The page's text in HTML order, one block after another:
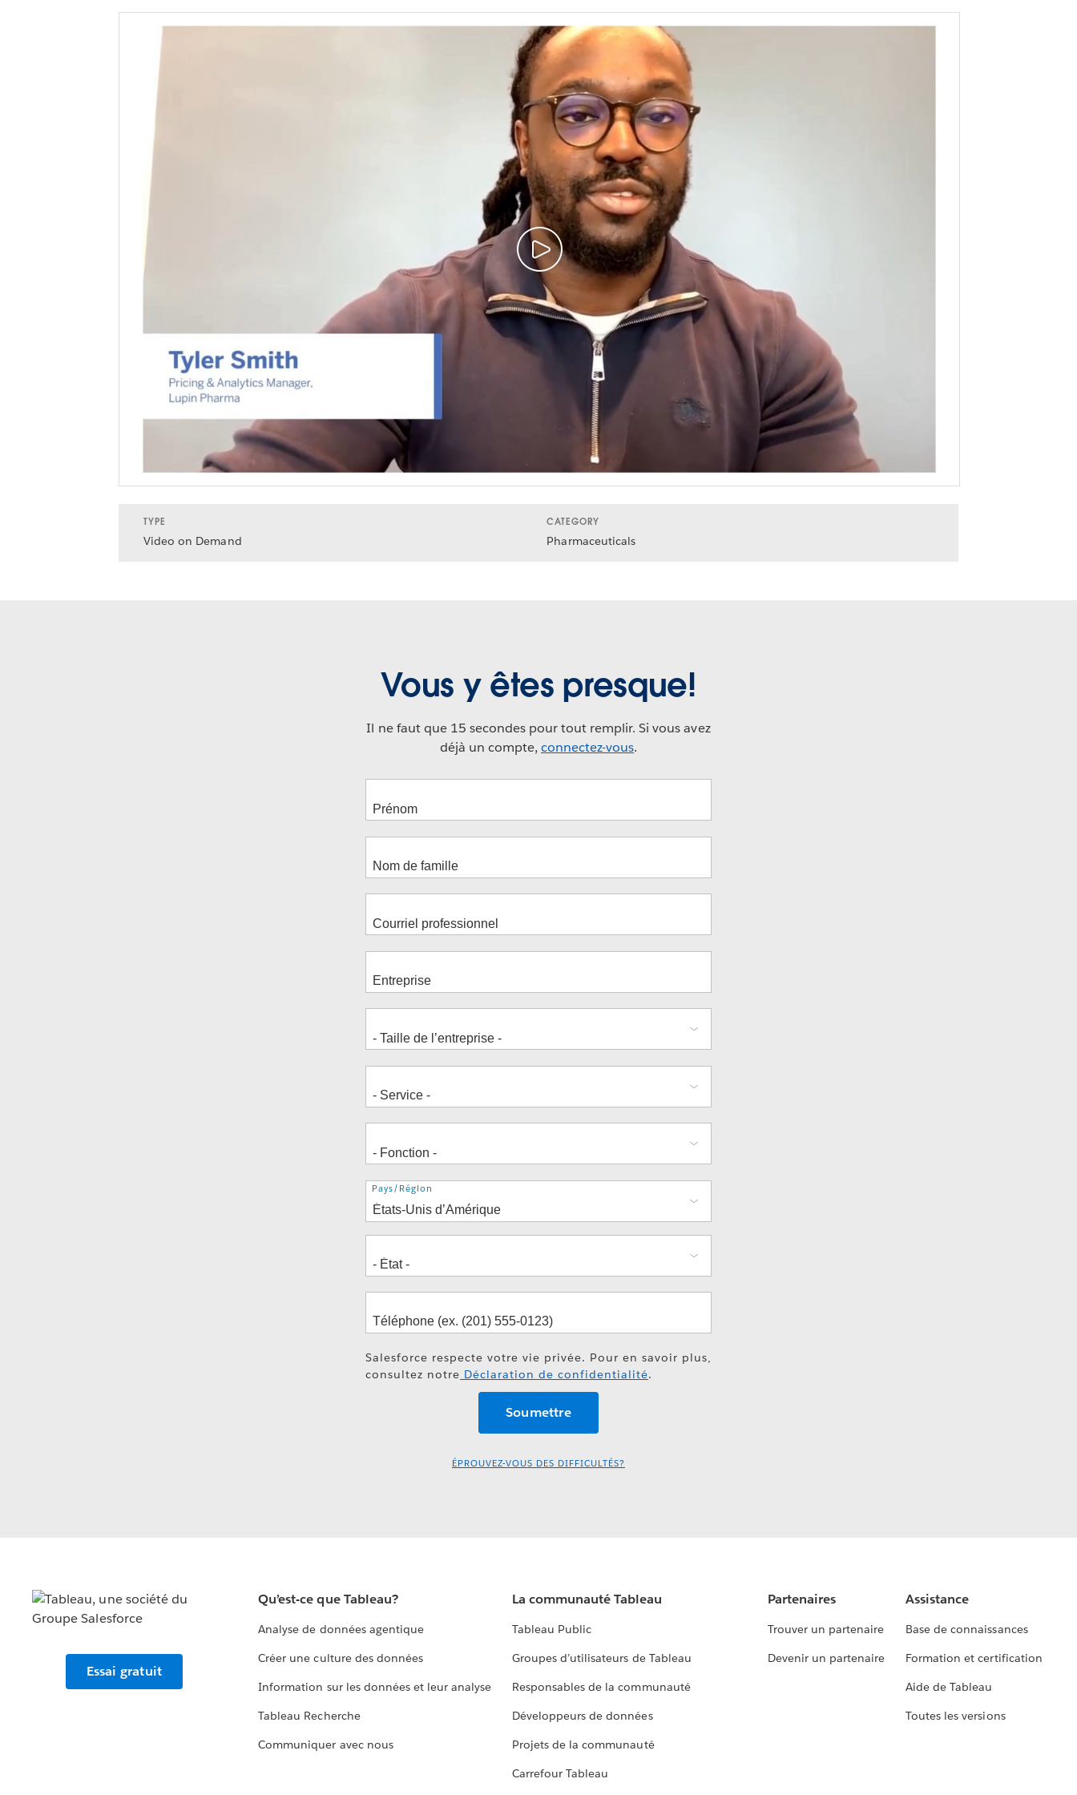
TYPE
Video on Demand
CATEGORY
Pharmaceuticals
Vous y êtes presque!
Il ne faut que 15 secondes pour tout remplir. Si vous avez
déjà un compte, connectez-vous.
Adresse
Pays/Région
Salesforce respecte votre vie privée. Pour en savoir plus,
consultez notre Déclaration de confidentialité.
ÉPROUVEZ-VOUS DES DIFFICULTÉS?
Essai gratuit
Qu’est-ce que Tableau?
Analyse de données agentique
Créer une culture des données
Information sur les données et leur analyse
Tableau Recherche
Communiquer avec nous
La communauté Tableau
Tableau Public
Groupes d’utilisateurs de Tableau
Responsables de la communauté
Développeurs de données
Projets de la communauté
Carrefour Tableau
Partenaires
Trouver un partenaire
Devenir un partenaire
Assistance
Base de connaissances
Formation et certification
Aide de Tableau
Toutes les versions